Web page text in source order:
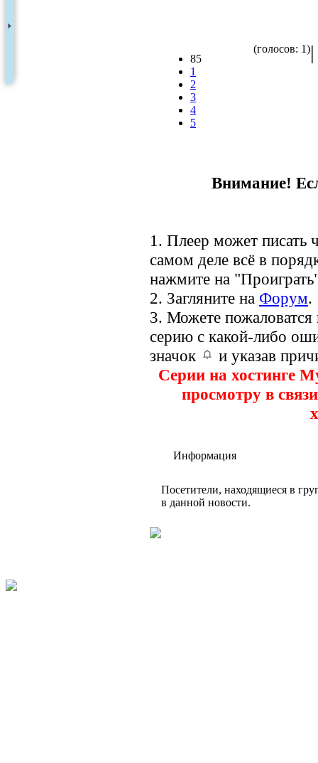
85
1
2
3
4
5
(голосов: 1)
Внимание!
1. Плеер может писать
самом деле всё в
нажмите на
2. Загляните на Форум.
3. Можете
серию с какой-либо
значок
и указав
Серии на хостинге
просмотру в
Информация
Посетители, находящиеся в
в данной новости.